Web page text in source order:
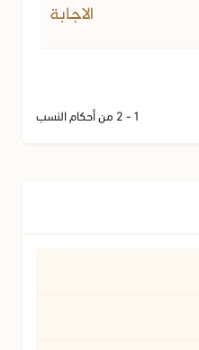
الاجابة
1 - 2 من أحكام النسب